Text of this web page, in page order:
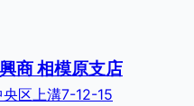
商 相模原支店
区上溝7-12-15